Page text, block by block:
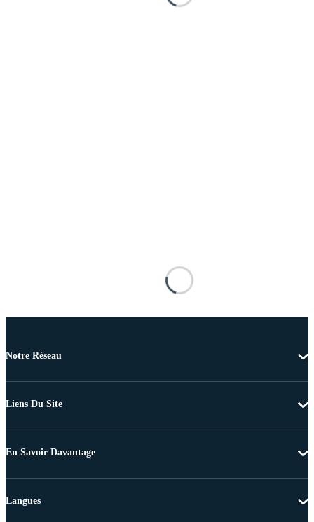
Notre Réseau
Liens Du Site
En Savoir Davantage
Langues